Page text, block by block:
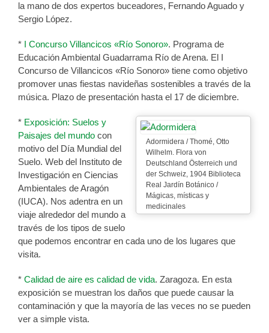
la mano de dos expertos buceadores, Fernando Aguado y
Sergio López.
* I Concurso Villancicos «Río Sonoro». Programa de
Educación Ambiental Guadarrama Río de Arena. El I
Concurso de Villancicos «Río Sonoro» tiene como objetivo
promover unas fiestas navideñas sostenibles a través de la
música. Plazo de presentación hasta el 17 de diciembre.
Adormidera / Thomé, Otto
Wilhelm. Flora von
Deutschland Österreich und
der Schweiz, 1904 Biblioteca
Real Jardín Botánico /
Mágicas, místicas y
medicinales
* Exposición: Suelos y
Paisajes del mundo con
motivo del Día Mundial del
Suelo. Web del Instituto de
Investigación en Ciencias
Ambientales de Aragón
(IUCA). Nos adentra en un
viaje alrededor del mundo a
través de los tipos de suelo
que podemos encontrar en cada uno de los lugares que
visita.
* Calidad de aire es calidad de vida. Zaragoza. En esta
exposición se muestran los daños que puede causar la
contaminación y que la mayoría de las veces no se pueden
ver a simple vista.